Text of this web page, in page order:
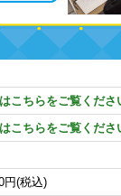
こちらをご覧くださ
こちらをご覧くださ
円(税込)